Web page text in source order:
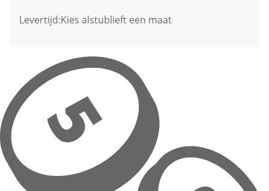
Levertijd:Kies alstublieft een maat